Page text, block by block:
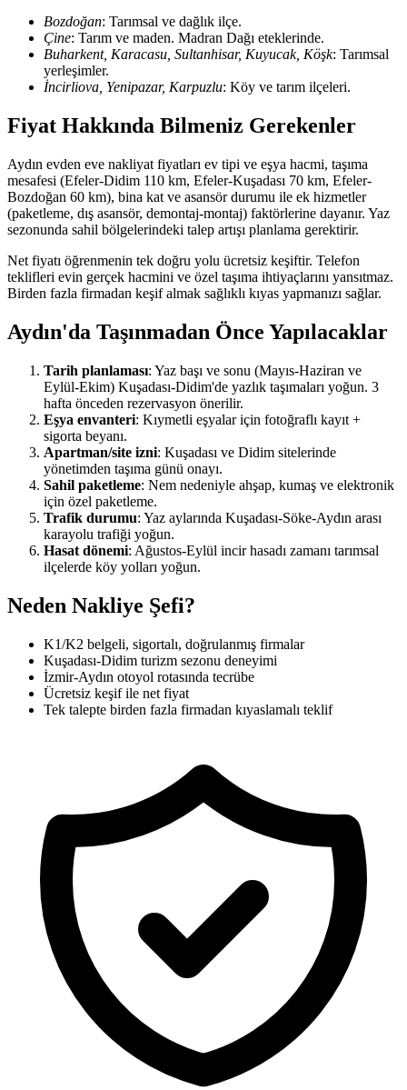
Bozdoğan: Tarımsal ve dağlık ilçe.
Çine: Tarım ve maden. Madran Dağı eteklerinde.
Buharkent, Karacasu, Sultanhisar, Kuyucak, Köşk: Tarımsal
yerleşimler.
İncirliova, Yenipazar, Karpuzlu: Köy ve tarım ilçeleri.
Fiyat Hakkında Bilmeniz Gerekenler
Aydın evden eve nakliyat fiyatları ev tipi ve eşya hacmi, taşıma
mesafesi (Efeler-Didim 110 km, Efeler-Kuşadası 70 km, Efeler-
Bozdoğan 60 km), bina kat ve asansör durumu ile ek hizmetler
(paketleme, dış asansör, demontaj-montaj) faktörlerine dayanır. Yaz
sezonunda sahil bölgelerindeki talep artışı planlama gerektirir.
Net fiyatı öğrenmenin tek doğru yolu ücretsiz keşiftir. Telefon
teklifleri evin gerçek hacmini ve özel taşıma ihtiyaçlarını yansıtmaz.
Birden fazla firmadan keşif almak sağlıklı kıyas yapmanızı sağlar.
Aydın'da Taşınmadan Önce Yapılacaklar
Tarih planlaması: Yaz başı ve sonu (Mayıs-Haziran ve
Eylül-Ekim) Kuşadası-Didim'de yazlık taşımaları yoğun. 3
hafta önceden rezervasyon önerilir.
Eşya envanteri: Kıymetli eşyalar için fotoğraflı kayıt +
sigorta beyanı.
Apartman/site izni: Kuşadası ve Didim sitelerinde
yönetimden taşıma günü onayı.
Sahil paketleme: Nem nedeniyle ahşap, kumaş ve elektronik
için özel paketleme.
Trafik durumu: Yaz aylarında Kuşadası-Söke-Aydın arası
karayolu trafiği yoğun.
Hasat dönemi: Ağustos-Eylül incir hasadı zamanı tarımsal
ilçelerde köy yolları yoğun.
Neden Nakliye Şefi?
K1/K2 belgeli, sigortalı, doğrulanmış firmalar
Kuşadası-Didim turizm sezonu deneyimi
İzmir-Aydın otoyol rotasında tecrübe
Ücretsiz keşif ile net fiyat
Tek talepte birden fazla firmadan kıyaslamalı teklif